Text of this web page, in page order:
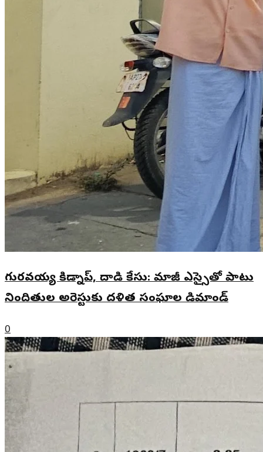
గురవయ్య కిడ్నాప్, దాడి కేసు: మాజీ ఎస్సైతో పాటు
నిందితుల అరెస్టుకు దళిత సంఘాల డిమాండ్
0